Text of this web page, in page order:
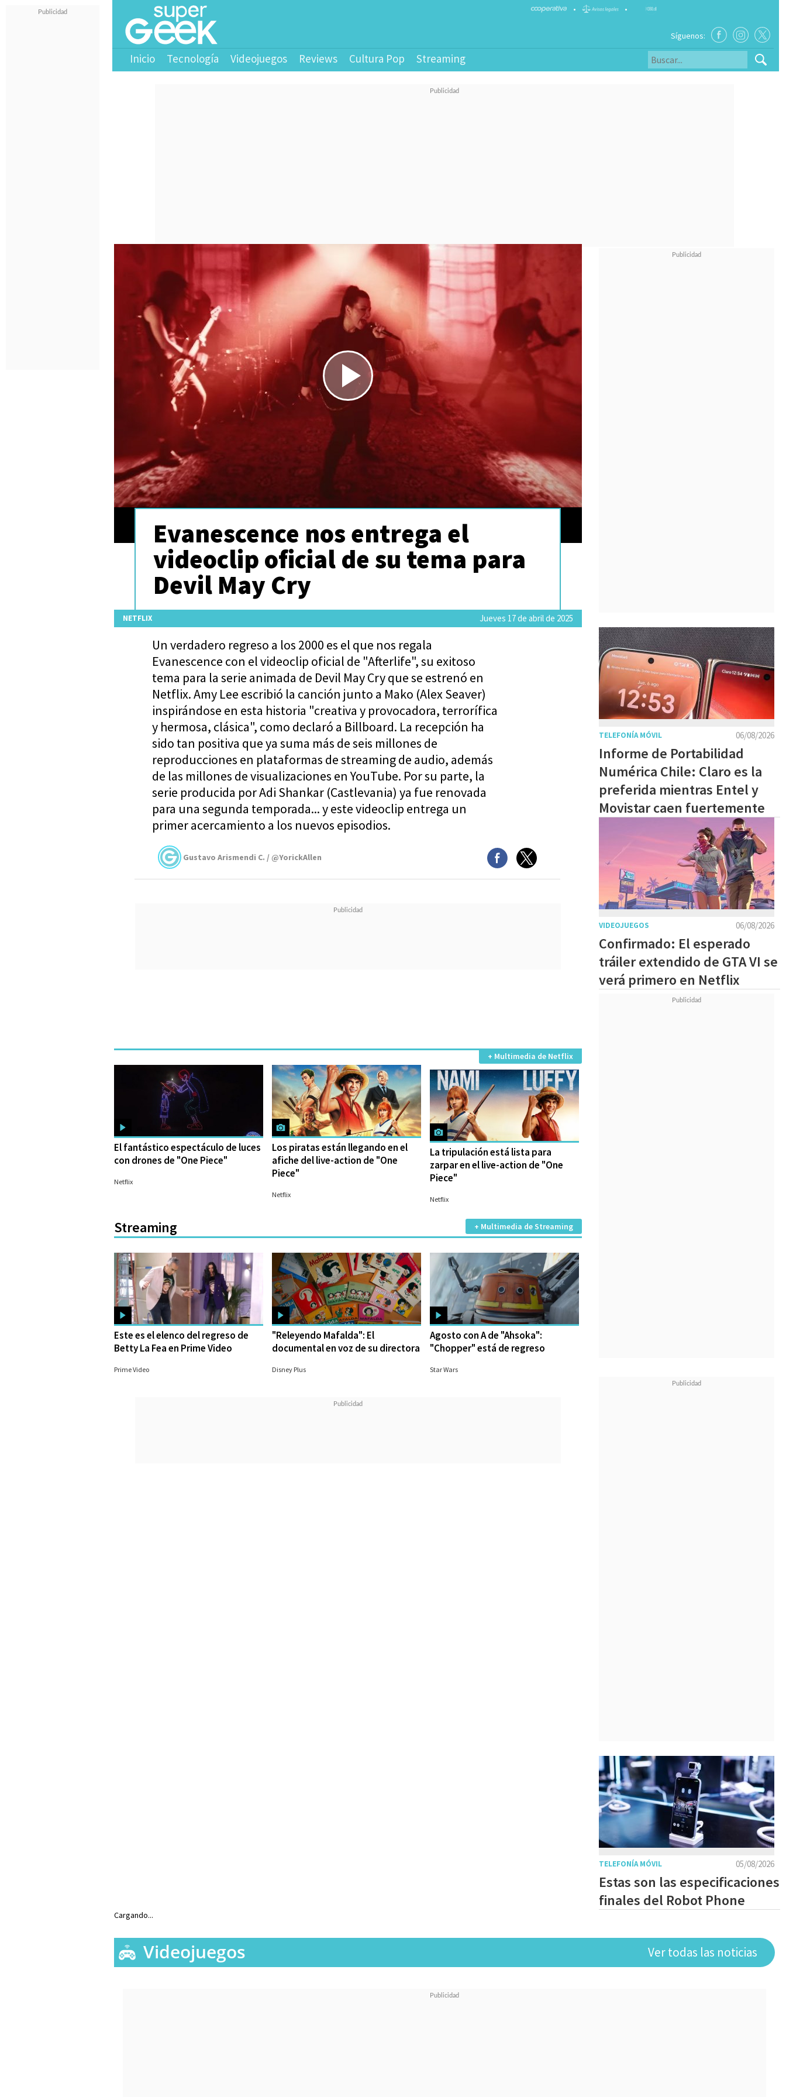
• •
Síguenos:
Inicio Tecnología Videojuegos Reviews Cultura Pop Streaming
Play
Video
Evanescence nos entrega el
videoclip oficial de su tema para
Devil May Cry
Jueves 17 de abril de 2025
NETFLIX
Un verdadero regreso a los 2000 es el que nos regala
Evanescence con el videoclip oficial de "Afterlife", su exitoso
tema para la serie animada de Devil May Cry que se estrenó en
Netflix. Amy Lee escribió la canción junto a Mako (Alex Seaver)
inspirándose en esta historia "creativa y provocadora, terrorífica
y hermosa, clásica", como declaró a Billboard. La recepción ha
sido tan positiva que ya suma más de seis millones de
reproducciones en plataformas de streaming de audio, además
de las millones de visualizaciones en YouTube. Por su parte, la
serie producida por Adi Shankar (Castlevania) ya fue renovada
para una segunda temporada... y este videoclip entrega un
primer acercamiento a los nuevos episodios.
Gustavo Arismendi C. / @YorickAllen
+ Multimedia de Netflix
El fantástico espectáculo de luces
con drones de "One Piece"
Netflix
Los piratas están llegando en el
afiche del live-action de "One
Piece"
Netflix
La tripulación está lista para
zarpar en el live-action de "One
Piece"
Netflix
+ Multimedia de Streaming
Streaming
Este es el elenco del regreso de
Betty La Fea en Prime Video
Prime Video
"Releyendo Mafalda": El
documental en voz de su directora
Disney Plus
Agosto con A de "Ahsoka":
"Chopper" está de regreso
Star Wars
06/08/2026
TELEFONÍA MÓVIL
Informe de Portabilidad
Numérica Chile: Claro es la
preferida mientras Entel y
Movistar caen fuertemente
06/08/2026
VIDEOJUEGOS
Confirmado: El esperado
tráiler extendido de GTA VI se
verá primero en Netflix
05/08/2026
TELEFONÍA MÓVIL
Estas son las especificaciones
finales del Robot Phone
Cargando...
Ver todas las noticias
Videojuegos